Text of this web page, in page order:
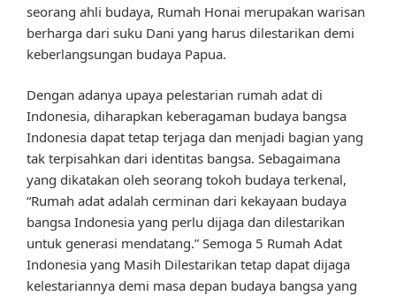
seorang ahli budaya, Rumah Honai merupakan warisan
berharga dari suku Dani yang harus dilestarikan demi
keberlangsungan budaya Papua.
Dengan adanya upaya pelestarian rumah adat di
Indonesia, diharapkan keberagaman budaya bangsa
Indonesia dapat tetap terjaga dan menjadi bagian yang
tak terpisahkan dari identitas bangsa. Sebagaimana
yang dikatakan oleh seorang tokoh budaya terkenal,
“Rumah adat adalah cerminan dari kekayaan budaya
bangsa Indonesia yang perlu dijaga dan dilestarikan
untuk generasi mendatang.” Semoga 5 Rumah Adat
Indonesia yang Masih Dilestarikan tetap dapat dijaga
kelestariannya demi masa depan budaya bangsa yang